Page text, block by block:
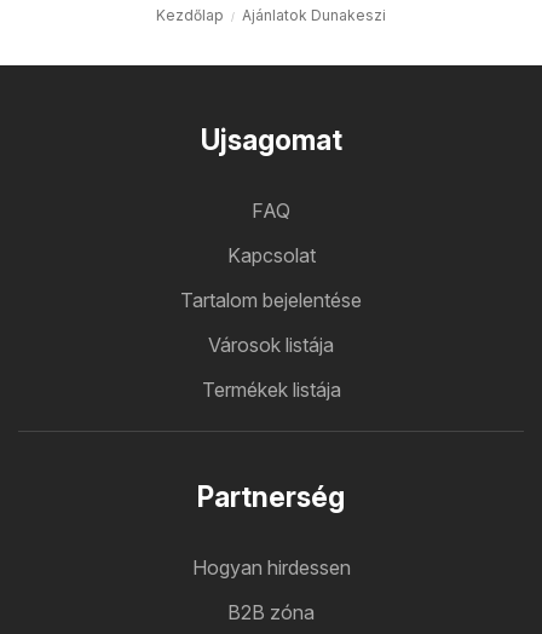
Kezdőlap Ajánlatok Dunakeszi
Ujsagomat
FAQ
Kapcsolat
Tartalom bejelentése
Városok listája
Termékek listája
Partnerség
Hogyan hirdessen
B2B zóna